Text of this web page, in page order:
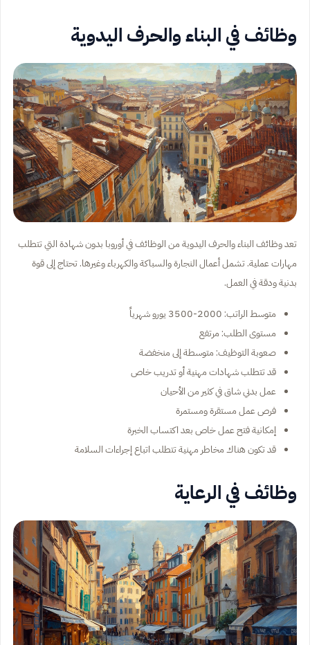
وظائف في البناء والحرف اليدوية
تعد وظائف البناء والحرف اليدوية من الوظائف في أوروبا بدون شهادة التي تتطلب
مهارات عملية. تشمل أعمال النجارة والسباكة والكهرباء وغيرها. تحتاج إلى قوة
بدنية ودقة في العمل.
متوسط الراتب: 2000-3500 يورو شهرياً
مستوى الطلب: مرتفع
صعوبة التوظيف: متوسطة إلى منخفضة
قد تتطلب شهادات مهنية أو تدريب خاص
عمل بدني شاق في كثير من الأحيان
فرص عمل مستقرة ومستمرة
إمكانية فتح عمل خاص بعد اكتساب الخبرة
قد تكون هناك مخاطر مهنية تتطلب اتباع إجراءات السلامة
وظائف في الرعاية